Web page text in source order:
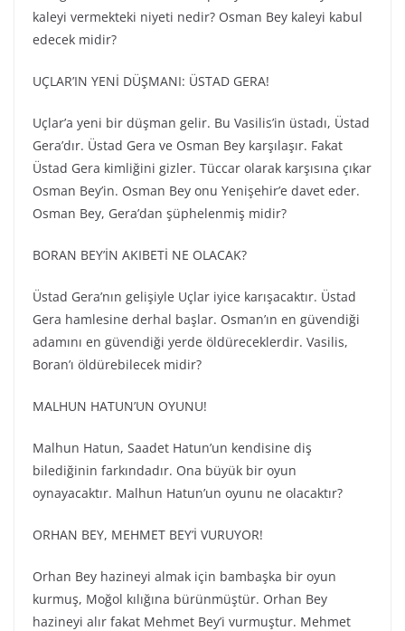
kaleyi vermekteki niyeti nedir? Osman Bey kaleyi kabul
edecek midir?
UÇLAR’IN YENİ DÜŞMANI: ÜSTAD GERA!
Uçlar’a yeni bir düşman gelir. Bu Vasilis’in üstadı, Üstad
Gera’dır. Üstad Gera ve Osman Bey karşılaşır. Fakat
Üstad Gera kimliğini gizler. Tüccar olarak karşısına çıkar
Osman Bey’in. Osman Bey onu Yenişehir’e davet eder.
Osman Bey, Gera’dan şüphelenmiş midir?
BORAN BEY’İN AKIBETİ NE OLACAK?
Üstad Gera’nın gelişiyle Uçlar iyice karışacaktır. Üstad
Gera hamlesine derhal başlar. Osman’ın en güvendiği
adamını en güvendiği yerde öldüreceklerdir. Vasilis,
Boran’ı öldürebilecek midir?
MALHUN HATUN’UN OYUNU!
Malhun Hatun, Saadet Hatun’un kendisine diş
bilediğinin farkındadır. Ona büyük bir oyun
oynayacaktır. Malhun Hatun’un oyunu ne olacaktır?
ORHAN BEY, MEHMET BEY’İ VURUYOR!
Orhan Bey hazineyi almak için bambaşka bir oyun
kurmuş, Moğol kılığına bürünmüştür. Orhan Bey
hazineyi alır fakat Mehmet Bey’i vurmuştur. Mehmet